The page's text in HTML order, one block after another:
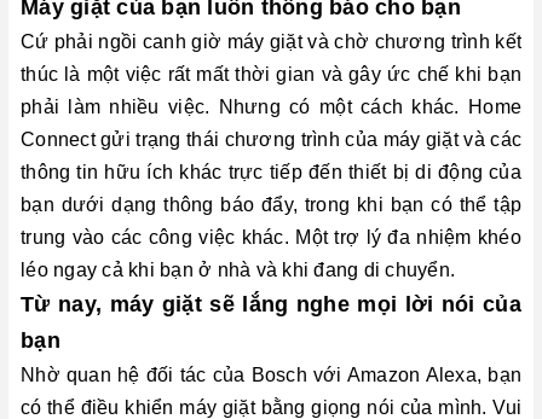
Máy giặt của bạn luôn thông báo cho bạn
Cứ phải ngồi canh giờ máy giặt và chờ chương trình kết
thúc là một việc rất mất thời gian và gây ức chế khi bạn
phải làm nhiều việc. Nhưng có một cách khác. Home
Connect gửi trạng thái chương trình của máy giặt và các
thông tin hữu ích khác trực tiếp đến thiết bị di động của
bạn dưới dạng thông báo đẩy, trong khi bạn có thể tập
trung vào các công việc khác. Một trợ lý đa nhiệm khéo
léo ngay cả khi bạn ở nhà và khi đang di chuyển.
Từ nay, máy giặt sẽ lắng nghe mọi lời nói của
bạn
Nhờ quan hệ đối tác của Bosch với Amazon Alexa, bạn
có thể điều khiển máy giặt bằng giọng nói của mình. Vui